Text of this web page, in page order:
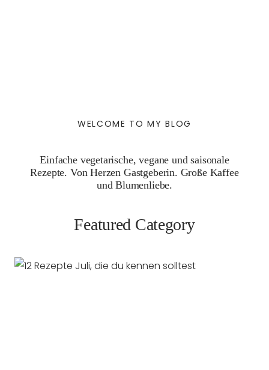
WELCOME TO MY BLOG
Einfache vegetarische, vegane und saisonale
Rezepte. Von Herzen Gastgeberin. Große Kaffee
und Blumenliebe.
Featured Category